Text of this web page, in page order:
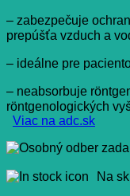
– zabezpečuje
prepúšťa vzduch a
– ideálne pre
– neabsorbuje
röntgenologických
Viac na adc.sk
Na